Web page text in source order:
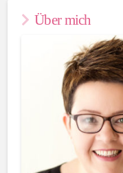
Über mich